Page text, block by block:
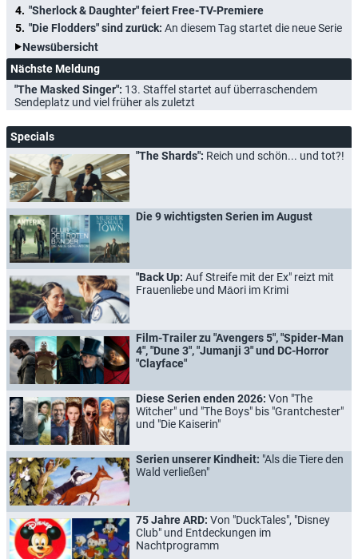
"Sherlock & Daughter" feiert Free-TV-Premiere
"Die Flodders" sind zurück: An diesem Tag startet die neue Serie
Newsübersicht
Nächste Meldung
"The Masked Singer": 13. Staffel startet auf überraschendem
Sendeplatz und viel früher als zuletzt
Specials
"The Shards": Reich und schön... und tot?!
Die 9 wichtigsten Serien im August
"Back Up: Auf Streife mit der Ex" reizt mit
Frauenliebe und Māori im Krimi
Film-Trailer zu "Avengers 5", "Spider-Man
4", "Dune 3", "Jumanji 3" und DC-Horror
"Clayface"
Diese Serien enden 2026: Von "The
Witcher" und "The Boys" bis "Grantchester"
und "Die Kaiserin"
Serien unserer Kindheit: "Als die Tiere den
Wald verließen"
75 Jahre ARD: Von "DuckTales", "Disney
Club" und Entdeckungen im
Nachtprogramm